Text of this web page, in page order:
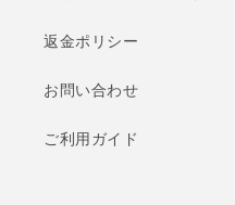
返金ポリシー
お問い合わせ
ご利用ガイド